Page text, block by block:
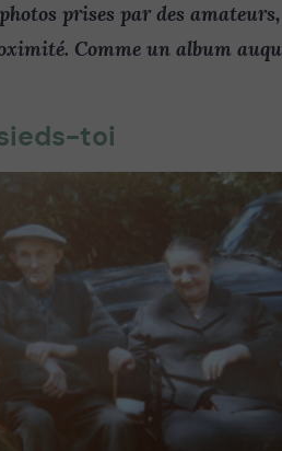
prises par des
Comme un album
toi